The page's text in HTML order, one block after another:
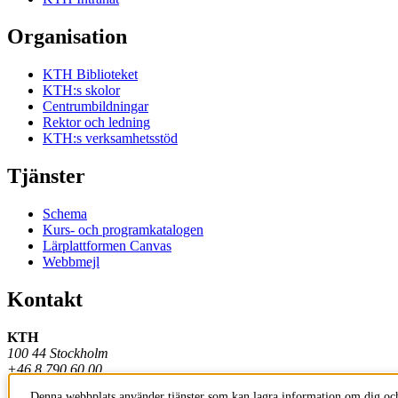
Organisation
KTH Biblioteket
KTH:s skolor
Centrumbildningar
Rektor och ledning
KTH:s verksamhetsstöd
Tjänster
Schema
Kurs- och programkatalogen
Lärplattformen Canvas
Webbmejl
Kontakt
KTH
100 44 Stockholm
+46 8 790 60 00